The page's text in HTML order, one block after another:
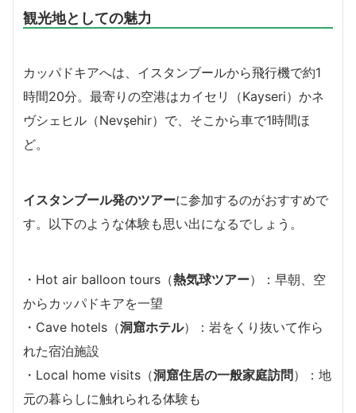
観光地としての魅力
カッパドキアへは、イスタンブールから飛行機で約1
時間20分。最寄りの空港はカイセリ（Kayseri）かネ
ヴシェヒル（Nevşehir）で、そこから車で1時間ほ
ど。
イスタンブール発のツアーに参加するのがおすすめで
す。以下のような体験も思い出になるでしょう。
・Hot air balloon tours（熱気球ツアー）：早朝、空
からカッパドキアを一望
・Cave hotels（洞窟ホテル）：岩をくり抜いて作ら
れた宿泊施設
・Local home visits（洞窟住居の一般家庭訪問 ）：地
元の暮らしに触れられる体験も